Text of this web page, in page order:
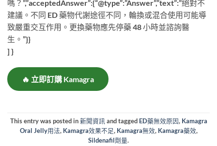
嗎？”,”acceptedAnswer”:{“@type”:”Answer”,”text”:”絕對不
建議。不同 ED 藥物代謝途徑不同，輪換或混合使用可能導
致嚴重交互作用。更換藥物應先停藥 48 小時並諮詢醫
生。”}}
] }
🔥 立即訂購 Kamagra
This entry was posted in新聞資訊 and tagged ED藥無效原因, Kamagra
Oral Jelly用法, Kamagra效果不足, Kamagra無效, Kamagra藥效,
Sildenafil劑量.